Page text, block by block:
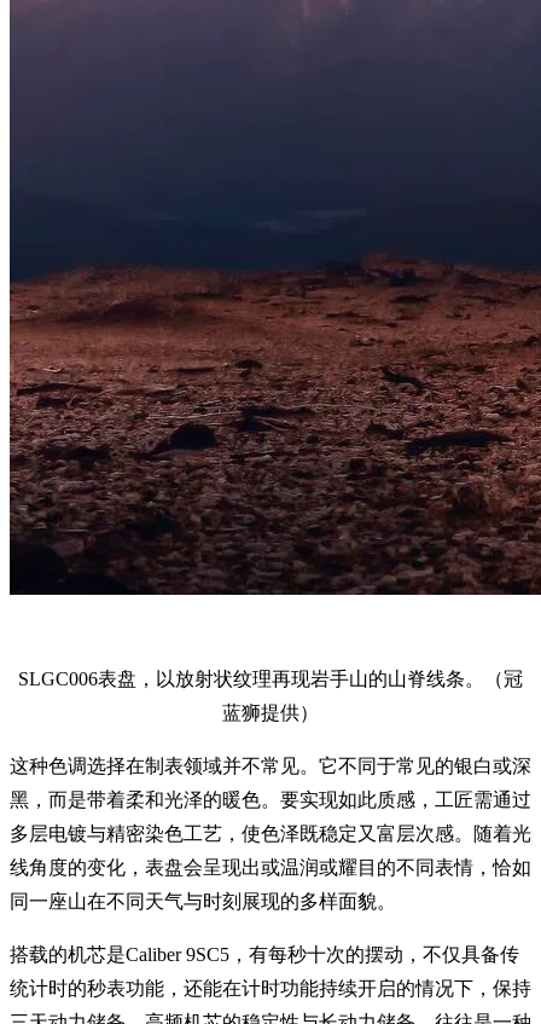
SLGC006表盘，以放射状纹理再现岩手山的山脊线条。（冠
蓝狮提供）
这种色调选择在制表领域并不常见。它不同于常见的银白或深
黑，而是带着柔和光泽的暖色。要实现如此质感，工匠需通过
多层电镀与精密染色工艺，使色泽既稳定又富层次感。随着光
线角度的变化，表盘会呈现出或温润或耀目的不同表情，恰如
同一座山在不同天气与时刻展现的多样面貌。
搭载的机芯是Caliber 9SC5，有每秒十次的摆动，不仅具备传
统计时的秒表功能，还能在计时功能持续开启的情况下，保持